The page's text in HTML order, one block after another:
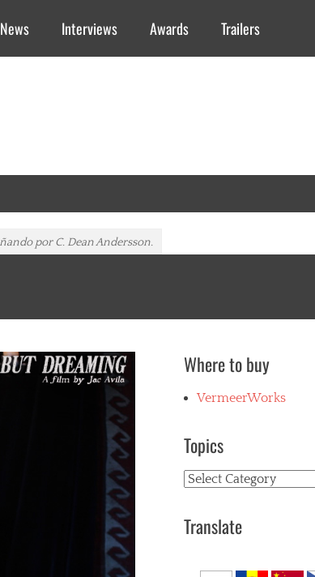
News Interviews Awards Trailers
por C. Dean Andersson.
Where to buy
VermeerWorks
Topics
Topics
Translate